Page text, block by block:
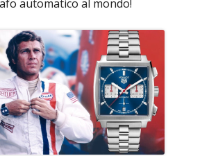
automatico al mondo!